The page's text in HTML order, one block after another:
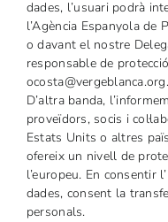
dades, l’usuari podrà
l’Agència Espanyola de
o davant el nostre
responsable de
ocosta@vergeblanca.org.
D’altra banda,
proveïdors, socis i
Estats Units o altres
ofereix un nivell de
l’europeu. En consentir
dades, consent la
personals.